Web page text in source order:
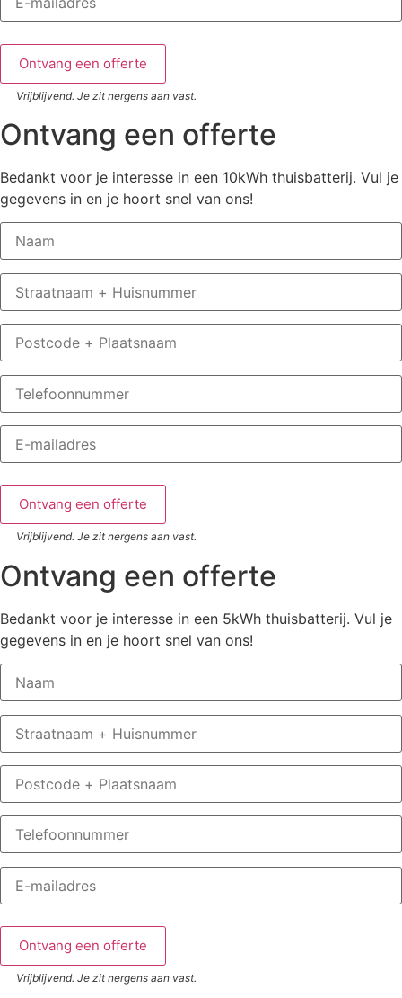
Vrijblijvend. Je zit nergens aan vast.
Ontvang een offerte
Bedankt voor je interesse in een 10kWh thuisbatterij. Vul je
gegevens in en je hoort snel van ons!
Vrijblijvend. Je zit nergens aan vast.
Ontvang een offerte
Bedankt voor je interesse in een 5kWh thuisbatterij. Vul je
gegevens in en je hoort snel van ons!
Vrijblijvend. Je zit nergens aan vast.